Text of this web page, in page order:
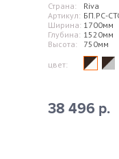
Страна:
Riva
Артикул: БП.РС-
Ширина: 1700мм
Глубина: 1520мм
Высота:
750мм
цвет:
38 496 р.